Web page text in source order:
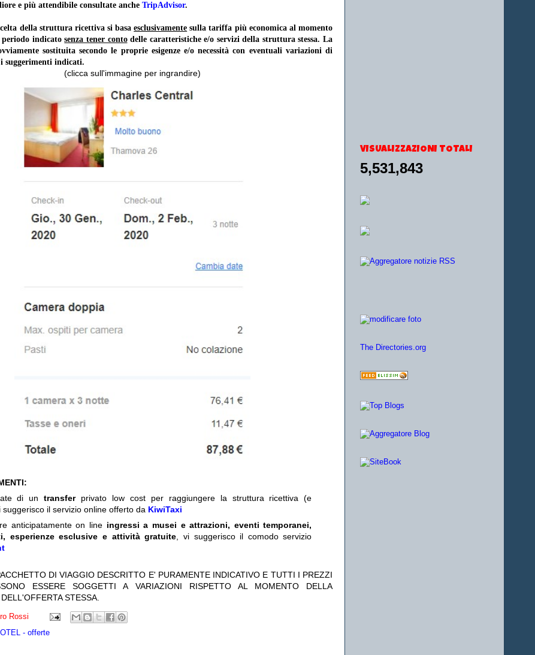
e più attendibile consultate anche TripAdvisor.
della struttura ricettiva si basaesclusivamente sulla tariffa più economica al momento
periodo indicatosenza tener contodelle caratteristiche e/o servizi della struttura stessa. La
sostituita secondo le proprie esigenze e/o necessità con eventuali variazioni di
suggerimenti indicati.
(clicca sull'immagine per ingrandire)
di untransfer privato low cost per raggiungere la struttura ricettiva (e
suggerisco il servizio online offerto da KiwiTaxi
anticipatamente on line ingressi a musei e attrazioni, eventi temporanei,
esperienze esclusive e attività gratuite , vi suggerisco il comodo servizio
DI VIAGGIO DESCRITTO E' PURAMENTE INDICATIVO E TUTTI I PREZZI
ESSERE SOGGETTI A VARIAZIONI RISPETTO AL MOMENTO DELLA
STESSA.
Rossi
- offerte
VISUALIZZAZIONI TOTALI
5,531,843
The Directories.org